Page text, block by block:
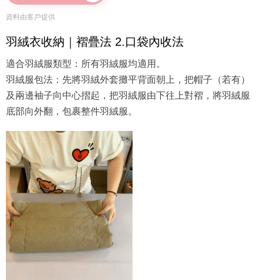
資料由客戶提供
羽絨衣收納｜褶疊法 2.口袋內收法
適合羽絨服類型：所有羽絨服均適用。
羽絨服包法：先將羽絨外套攤平背面朝上，把帽子（若有）
及兩邊袖子向中心摺起，把羽絨服由下往上對褶，將羽絨服
底部向外翻，包裹整件羽絨服。